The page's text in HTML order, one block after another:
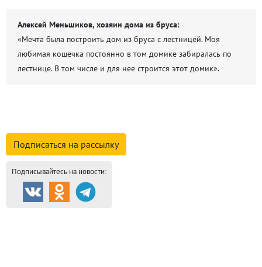
Алексей Меньшиков, хозяин дома из бруса:
«Мечта была построить дом из бруса с лестницей. Моя
любимая кошечка постоянно в том домике забиралась по
лестнице. В том числе и для нее строится этот домик».
Подписаться на рассылку
Подписывайтесь на новости: